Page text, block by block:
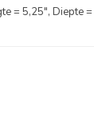
= 5,25", Diepte =